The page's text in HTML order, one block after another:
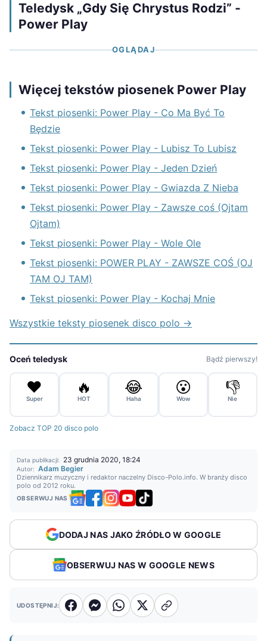
Teledysk „Gdy Się Chrystus Rodzi” -
Power Play
OGLĄDAJ
Więcej tekstów piosenek Power Play
Tekst piosenki: Power Play - Co Ma Być To
Będzie
Tekst piosenki: Power Play - Lubisz To Lubisz
Tekst piosenki: Power Play - Jeden Dzień
Tekst piosenki: Power Play - Gwiazda Z Nieba
Tekst piosenki: Power Play - Zawsze coś (Ojtam
Ojtam)
Tekst piosenki: Power Play - Wole Ole
Tekst piosenki: POWER PLAY - ZAWSZE COŚ (OJ
TAM OJ TAM)
Tekst piosenki: Power Play - Kochaj Mnie
Wszystkie teksty piosenek disco polo →
Oceń teledysk Bądź pierwszy!
❤️
Super
🔥
HOT
😂
Haha
😮
Wow
👎
Nie
Zobacz TOP 20 disco polo
Data publikacji: 23 grudnia 2020, 18:24
Autor: Adam Begier
Dziennikarz muzyczny i redaktor naczelny Disco-Polo.info. W branży disco
polo od 2012 roku.
OBSERWUJ NAS
DODAJ NAS JAKO ŹRÓDŁO W GOOGLE
OBSERWUJ NAS W GOOGLE NEWS
UDOSTĘPNIJ: